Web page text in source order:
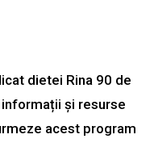
dietei Rina 90 de
și resurse
acest program